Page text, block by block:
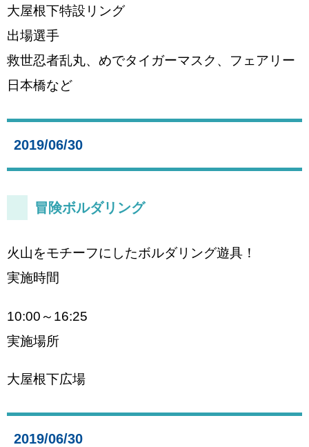
大屋根下特設リング
出場選手
救世忍者乱丸、めでタイガーマスク、フェアリー
日本橋など
2019/06/30
冒険ボルダリング
火山をモチーフにしたボルダリング遊具！
実施時間
10:00～16:25
実施場所
大屋根下広場
2019/06/30